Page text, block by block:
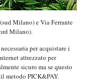
Milano) e Via Ferrante
Milano).
per acquistare i
attrezzato per
sicuro ma se questo
metodo PICK&PAY.